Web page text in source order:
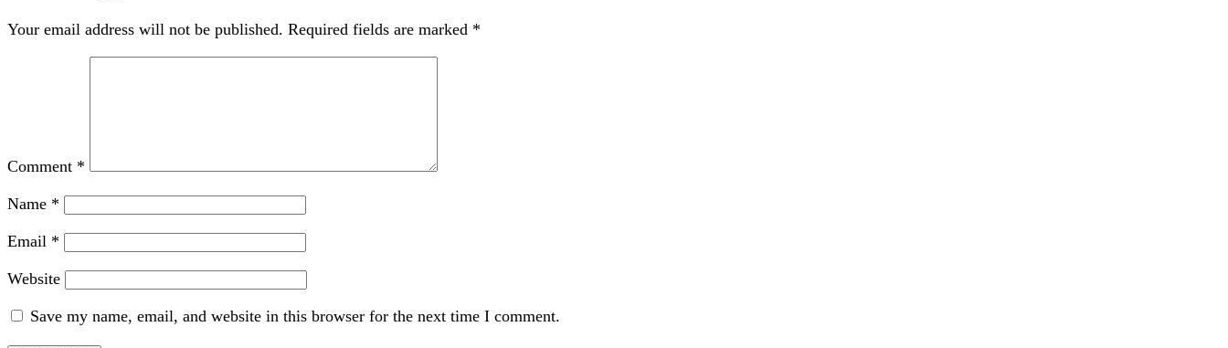
Your email address will not be published. Required fields are marked *
Comment *
Name *
Email *
Website
Save my name, email, and website in this browser for the next time I comment.